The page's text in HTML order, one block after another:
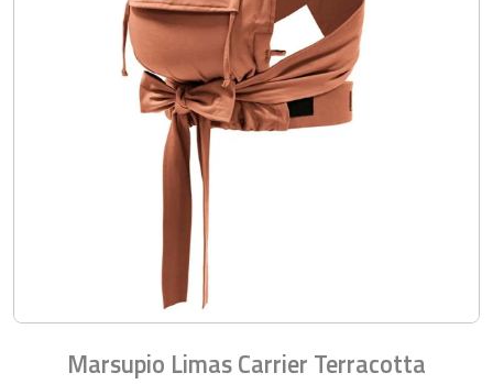
Marsupio Limas Carrier Terracotta